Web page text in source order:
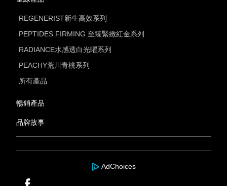
REGENERIST新生高效系列
PEPTIDES FIRMING 至臻緊緻紅金系列
RADIANCE水感透白光曜系列
PEACHY荒川青桃系列
所有產品
暢銷產品
品牌故事
AdChoices